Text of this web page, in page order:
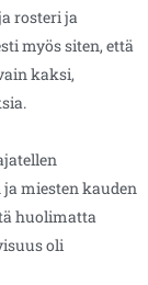
rosteri ja
myös siten, että
kaksi,
miesten kauden
huolimatta
oli